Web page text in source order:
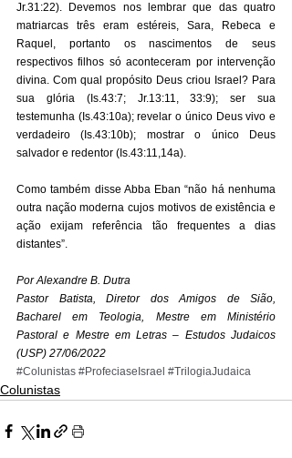
Jr.31:22). Devemos nos lembrar que das quatro
matriarcas três eram estéreis, Sara, Rebeca e
Raquel, portanto os nascimentos de seus
respectivos filhos só aconteceram por intervenção
divina. Com qual propósito Deus criou Israel? Para
sua glória (Is.43:7; Jr.13:11, 33:9); ser sua
testemunha (Is.43:10a); revelar o único Deus vivo e
verdadeiro (Is.43:10b); mostrar o único Deus
salvador e redentor (Is.43:11,14a).
Como também disse Abba Eban “não há nenhuma
outra nação moderna cujos motivos de existência e
ação exijam referência tão frequentes a dias
distantes”.
Por Alexandre B. Dutra
Pastor Batista, Diretor dos Amigos de Sião,
Bacharel em Teologia, Mestre em Ministério
Pastoral e Mestre em Letras – Estudos Judaicos
(USP) 27/06/2022
#Colunistas #ProfeciaseIsrael #TrilogiaJudaica
Colunistas